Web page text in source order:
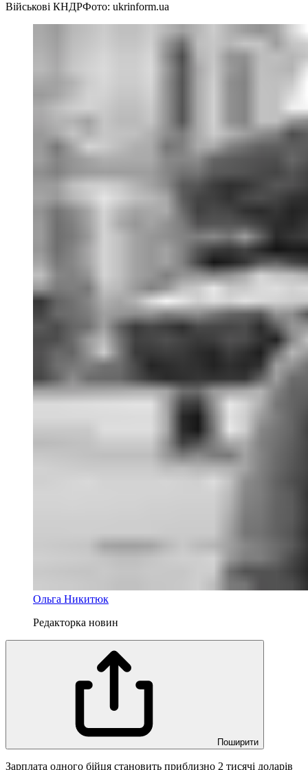
Військові КНДРФото: ukrinform.ua
Ольга Никитюк
Редакторка новин
Поширити
Зарплата одного бійця становить приблизно 2 тисячі доларів